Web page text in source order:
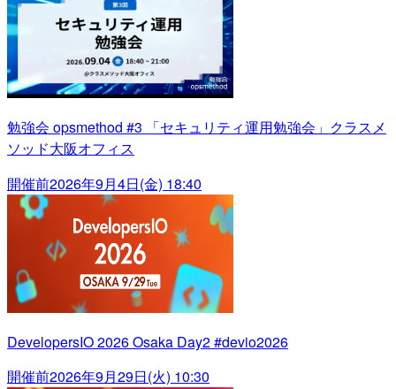
勉強会 opsmethod #3 「セキュリティ運用勉強会」クラスメ
ソッド大阪オフィス
開催前2026年9月4日(金) 18:40
DevelopersIO 2026 Osaka Day2 #devio2026
開催前2026年9月29日(火) 10:30